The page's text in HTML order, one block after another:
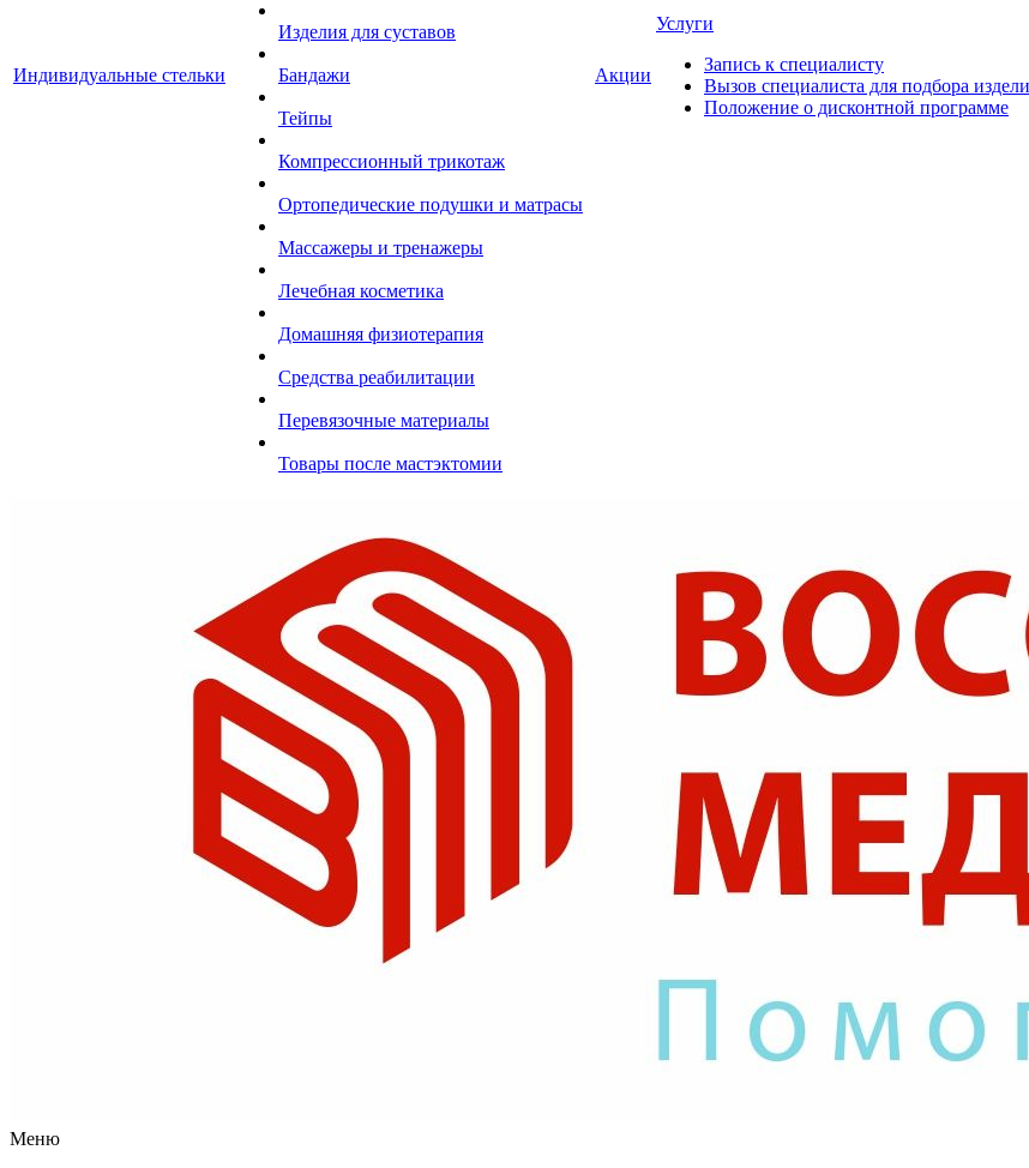
Индивидуальные стельки
Изделия для суставов
Бандажи
Тейпы
Компрессионный трикотаж
Ортопедические подушки и матрасы
Массажеры и тренажеры
Лечебная косметика
Домашняя физиотерапия
Средства реабилитации
Перевязочные материалы
Товары после мастэктомии
Акции
Услуги
Запись к специалисту
Вызов специалиста для подбора
Положение о дисконтной программе
Меню